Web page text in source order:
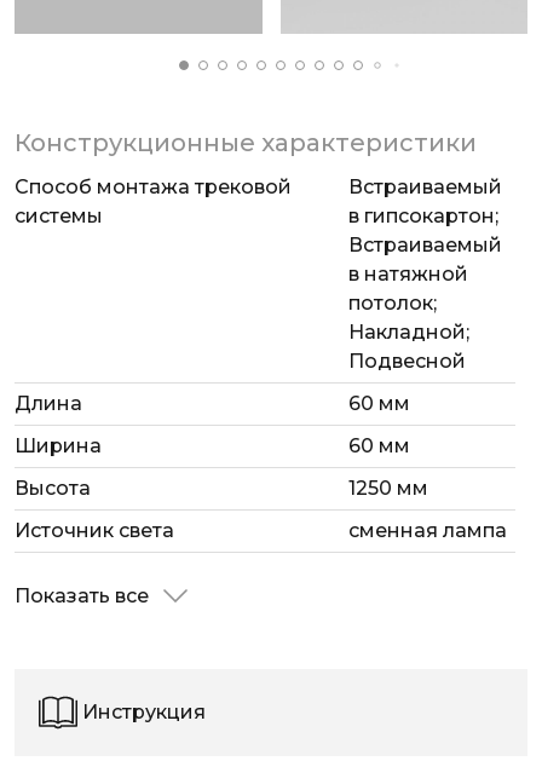
Конструкционные характеристики
Способ монтажа трековой
системы
Встраиваемый
в гипсокартон;
Встраиваемый
в натяжной
потолок;
Накладной;
Подвесной
Длина
60 мм
Ширина
60 мм
Высота
1250 мм
Источник света
сменная лампа
Показать все
Инструкция